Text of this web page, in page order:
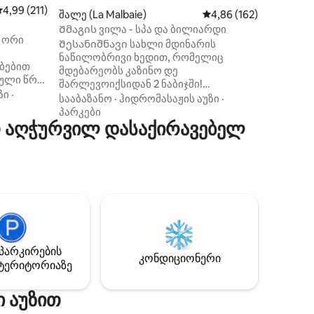
შეფასებაა 5‑დან 4,99, 211 მიმოხილვა
4,99 (211)
ორი
წრე
Ყველა
არის
A/C
·
შალე (La Malbaie) საშუალო შეფასებაა
4,86 (162)
Შმაგის ვილა - სპა და ბილიარდი
Შესანიშნავი სახლი მდინარის
ნაწილობრივი ხედით, რომელიც
მდებარეობს კაზინო დე
შარლევოიქსიდან 2 ნაბიჯში!
Საყვარლები, მოთხილამურეები,
თოვლმავლები, გოლფისტები,
ტურისტები, მეთევზეები, ყველაფერია
თქვენი დასაკმაყოფილებლად!
გოლფისტები,ტურისტები, მეთევზეები,
არის რაღაც თქვენთვის! Ქონების
ნომერი: 299532 Დაწესებულების
ნომერი Citq: 299532
სააბაზანო · ჰიდრომასაჟის აუზი ·
პარკები
დასაქირავებელ
კონდიციონერი
აუზით